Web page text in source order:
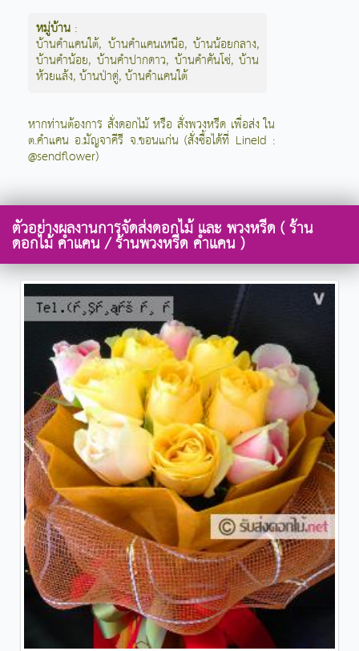
หมู่บ้าน :
บ้านคำแคนใต้, บ้านคำแคนเหนือ,บ้านน้อยกลาง,
บ้านคำน้อย, บ้านคำปากดาว, บ้านคำคันโซ่,บ้าน
ห้วยแล้ง,บ้านป่าดู่,บ้านคำแคนใต้
หากท่านต้องการ สั่งดอกไม้ หรือ สั่งพวงหรีด เพื่อส่ง ใน
ต.คำแคน อ.มัญจาคีรี จ.ขอนแก่น (สั่งซื้อได้ที่ LineId :
@sendflower)
ตัวอย่างผลงานการจัดส่งดอกไม้ และ พวงหรีด ( ร้าน
ดอกไม้ คำแคน / ร้านพวงหรีด คำแคน )